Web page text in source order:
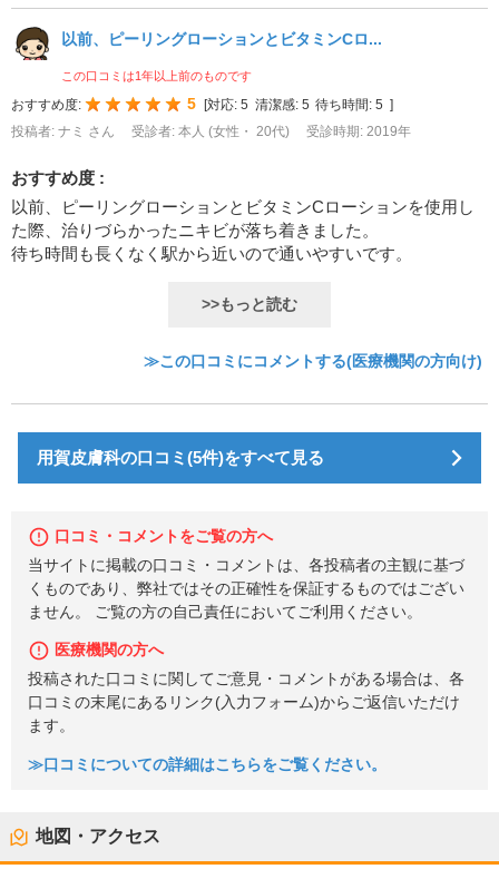
以前、ピーリングローションとビタミンCロ...
この口コミは1年以上前のものです
おすすめ度: 5 [対応: 5 清潔感: 5 待ち時間: 5 ]
投稿者: ナミ さん
受診者: 本人 (女性・ 20代) 受診時期: 2019年
おすすめ度 :
以前、ピーリングローションとビタミンCローションを使用し
た際、治りづらかったニキビが落ち着きました。
待ち時間も長くなく駅から近いので通いやすいです。
>>もっと読む
≫この口コミにコメントする(医療機関の方向け)
用賀皮膚科の口コミ(5件)をすべて見る
口コミ・コメントをご覧の方へ
当サイトに掲載の口コミ・コメントは、各投稿者の主観に基づ
くものであり、弊社ではその正確性を保証するものではござい
ません。 ご覧の方の自己責任においてご利用ください。
医療機関の方へ
投稿された口コミに関してご意見・コメントがある場合は、各
口コミの末尾にあるリンク(入力フォーム)からご返信いただけ
ます。
≫口コミについての詳細はこちらをご覧ください。
地図・アクセス